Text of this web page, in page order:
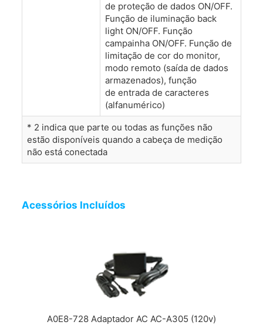
de proteção de dados ON/OFF.
Função de iluminação back
light ON/OFF. Função
campainha ON/OFF. Função de
limitação de cor do monitor,
modo remoto (saída de dados
armazenados), função
de entrada de caracteres
(alfanumérico)
* 2 indica que parte ou todas as funções não
estão disponíveis quando a cabeça de medição
não está conectada
Acessórios Incluídos
A0E8-728 Adaptador AC AC-A305 (120v)